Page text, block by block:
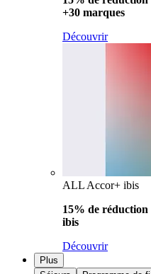
+30 marques
Découvrir
ALL Accor+ ibis
15% de réduction
ibis
Découvrir
Plus